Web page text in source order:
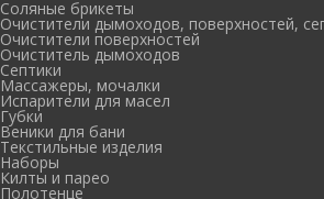
Соляные брикеты
Очистители дымоходов, поверхностей,
Очистители поверхностей
Очиститель дымоходов
Септики
Массажеры, мочалки
Испарители для масел
Губки
Веники для бани
Текстильные изделия
Наборы
Килты и парео
Полотенце